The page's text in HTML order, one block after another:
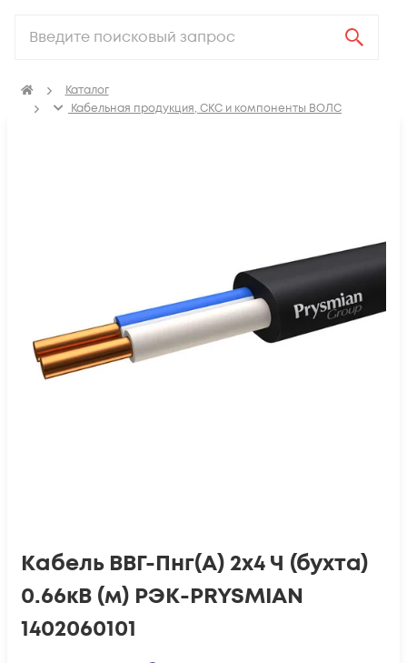
Каталог
Кабельная продукция, СКС и компоненты ВОЛС
Кабель ВВГ-Пнг(А) 2х4 Ч (бухта)
0.66кВ (м) РЭК-PRYSMIAN
1402060101